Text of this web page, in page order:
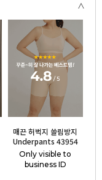
매끈 허벅지 쓸림방지
Underpants 43954
Only visible to
business ID